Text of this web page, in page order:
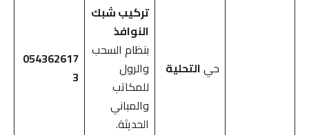
حيالتحلية
تركيب شبك
النوافذ
بنظام السحب
والرول
للمكاتب
والمباني
الحديثة.
054362617
3